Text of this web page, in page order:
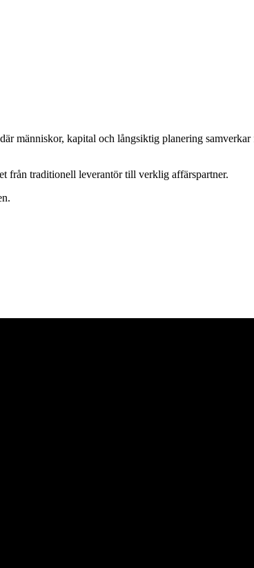
människor, kapital och långsiktig planering
från traditionell leverantör till verklig affärspartner.